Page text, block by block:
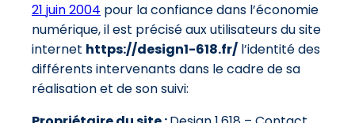
21 juin 2004 pour la confiance dans l’économie
numérique, il est précisé aux utilisateurs du site
internet https://design1-618.fr/ l’identité des
différents intervenants dans le cadre de sa
réalisation et de son suivi: